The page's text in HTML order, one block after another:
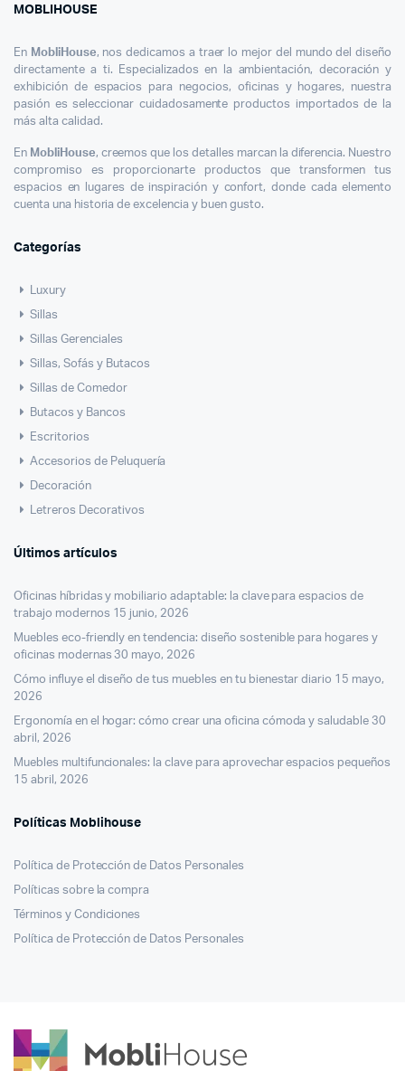
MOBLIHOUSE
En MobliHouse, nos dedicamos a traer lo mejor del mundo del diseño
directamente a ti. Especializados en la ambientación, decoración y
exhibición de espacios para negocios, oficinas y hogares, nuestra
pasión es seleccionar cuidadosamente productos importados de la
más alta calidad.
En MobliHouse, creemos que los detalles marcan la diferencia. Nuestro
compromiso es proporcionarte productos que transformen tus
espacios en lugares de inspiración y confort, donde cada elemento
cuenta una historia de excelencia y buen gusto.
Categorías
Luxury
Sillas
Sillas Gerenciales
Sillas, Sofás y Butacos
Sillas de Comedor
Butacos y Bancos
Escritorios
Accesorios de Peluquería
Decoración
Letreros Decorativos
Últimos artículos
Oficinas híbridas y mobiliario adaptable: la clave para espacios de
trabajo modernos 15 junio, 2026
Muebles eco-friendly en tendencia: diseño sostenible para hogares y
oficinas modernas 30 mayo, 2026
Cómo influye el diseño de tus muebles en tu bienestar diario 15 mayo,
2026
Ergonomía en el hogar: cómo crear una oficina cómoda y saludable 30
abril, 2026
Muebles multifuncionales: la clave para aprovechar espacios pequeños
15 abril, 2026
Políticas Moblihouse
Política de Protección de Datos Personales
Políticas sobre la compra
Términos y Condiciones
Política de Protección de Datos Personales